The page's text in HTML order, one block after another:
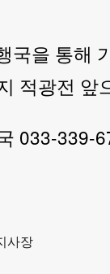
국을 통해
적광전 앞
033-339-
사장